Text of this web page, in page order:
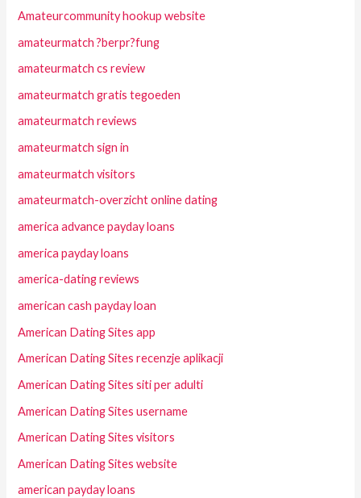
Amateurcommunity hookup website
amateurmatch ?berpr?fung
amateurmatch cs review
amateurmatch gratis tegoeden
amateurmatch reviews
amateurmatch sign in
amateurmatch visitors
amateurmatch-overzicht online dating
america advance payday loans
america payday loans
america-dating reviews
american cash payday loan
American Dating Sites app
American Dating Sites recenzje aplikacji
American Dating Sites siti per adulti
American Dating Sites username
American Dating Sites visitors
American Dating Sites website
american payday loans